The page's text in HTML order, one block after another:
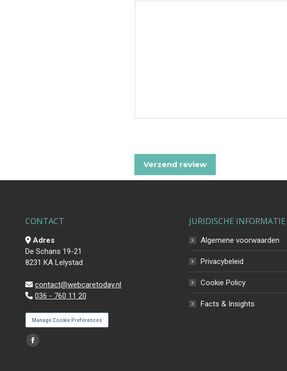
CONTACT
Adres
De Schans 19-21
8231 KA Lelystad
contact@webcaretoday.nl
036 - 760 11 20
Manage Cookie Preferences
Vind ons op:
Facebook
JURIDISCHE INFORMATIE
Algemene voorwaarden
Privacybeleid
Cookie Policy
Facts & Insights